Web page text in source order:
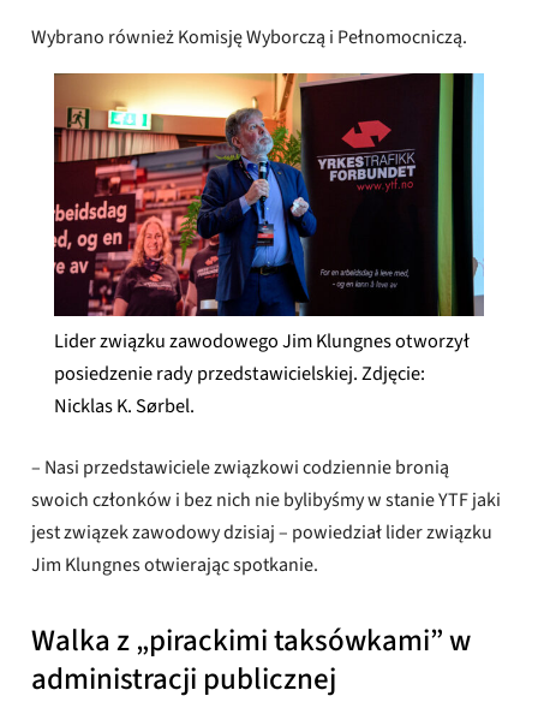
Wybrano również Komisję Wyborczą i Pełnomocniczą.
Lider związku zawodowego Jim Klungnes otworzył
posiedzenie rady przedstawicielskiej. Zdjęcie:
Nicklas K. Sørbel.
– Nasi przedstawiciele związkowi codziennie bronią
swoich członków i bez nich nie bylibyśmy w stanie YTF jaki
jest związek zawodowy dzisiaj – powiedział lider związku
Jim Klungnes otwierając spotkanie.
Walka z „pirackimi taksówkami” w
administracji publicznej